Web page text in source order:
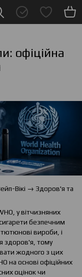
офіційна
Вікі → Здоров'я та
у вітчизняних
безпечним
тютюнові вироби, і
здоров'я, тому
жодного з цих
на основі офіційних
оцінок чи